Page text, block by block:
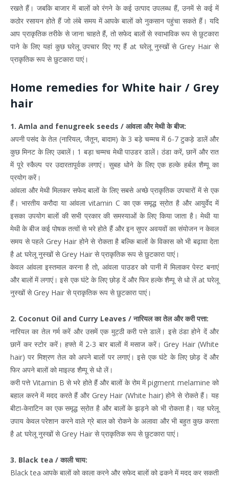
रखते हैं। जबकि बाजार में बालों को रंगने के कई उत्पाद उपलब्ध हैं, उनमें से कई में
कठोर रसायन होते हैं जो लंबे समय में आपके बालों को नुकसान पहुंचा सकते हैं। यदि
आप प्राकृतिक तरीके से जाना चाहते हैं, तो सफेद बालों से स्वाभाविक रूप से छुटकारा
पाने के लिए यहां कुछ घरेलू उपचार दिए गए हैं at घरेलू नुस्खों से Grey Hair से
प्राकृतिक रूप से छुटकारा पाएं।
Home remedies for White hair / Grey
hair
1. Amla and fenugreek seeds / आंवला और मेथी के बीज:
अपनी पसंद के तेल (नारियल, जैतून, बादाम) के 3 बड़े चम्मच में 6-7 टुकड़े डालें और
कुछ मिनट के लिए उबालें। 1 बड़ा चम्मच मेथी पाउडर डालें। ठंडा करें, छानें और रात
में पूरे स्कैल्प पर उदारतापूर्वक लगाएं। सुबह धोने के लिए एक हल्के हर्बल शैम्पू का
प्रयोग करें।
आंवला और मेथी मिलकर सफेद बालों के लिए सबसे अच्छे प्राकृतिक उपचारों में से एक
हैं। भारतीय करौदा या आंवला vitamin C का एक समृद्ध स्रोत है और आयुर्वेद में
इसका उपयोग बालों की सभी प्रकार की समस्याओं के लिए किया जाता है। मेथी या
मेथी के बीज कई पोषक तत्वों से भरे होते हैं और इन सुपर अवयवों का संयोजन न केवल
समय से पहले Grey Hair होने से रोकता है बल्कि बालों के विकास को भी बढ़ावा देता
है at घरेलू नुस्खों से Grey Hair से प्राकृतिक रूप से छुटकारा पाएं।
केवल आंवला इस्तमाल करना है तो, आंवला पाउडर को पानी में मिलाकर पेस्ट बनाएं
और बालों में लगाएं। इसे एक घंटे के लिए छोड़ दें और फिर हल्के शैम्पू से धो लें at घरेलू
नुस्खों से Grey Hair से प्राकृतिक रूप से छुटकारा पाएं।
2. Coconut Oil and Curry Leaves / नारियल का तेल और करी पत्ता:
नारियल का तेल गर्म करें और उसमें एक मुट्ठी करी पत्ते डालें। इसे ठंडा होने दें और
छानें कर स्टोर करें। हफ्ते में 2-3 बार बालों में मसाज करें। Grey Hair (White
hair) पर मिश्रण तेल को अपने बालों पर लगाएं। इसे एक घंटे के लिए छोड़ दें और
फिर अपने बालों को माइल्ड शैम्पू से धो लें।
करी पत्ते Vitamin B से भरे होते हैं और बालों के रोम में pigment melamine को
बहाल करने में मदद करते हैं और Grey Hair (White hair) होने से रोकते हैं। यह
बीटा-केराटिन का एक समृद्ध स्रोत है और बालों के झड़ने को भी रोकता है। यह घरेलू
उपाय केवल परेशान करने वाले ग्रे बाल को रोकने के अलावा और भी बहुत कुछ करता
है at घरेलू नुस्खों से Grey Hair से प्राकृतिक रूप से छुटकारा पाएं।
3. Black tea / काली चाय:
Black tea आपके बालों को काला करने और सफेद बालों को ढकने में मदद कर सकती